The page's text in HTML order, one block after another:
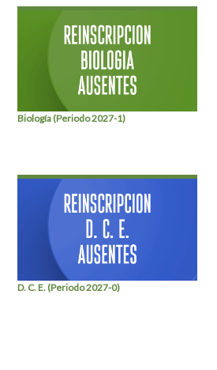
Biología (Periodo 2027-1)
D. C. E. (Periodo 2027-0)